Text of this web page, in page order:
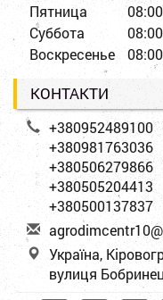
Пятница
Суббота
Воскресенье
КОНТАКТИ
+380952489100
+380981763036
+380506279866
+380505204413
+380500137837
agrodimcentr1
Україна,
вулиця